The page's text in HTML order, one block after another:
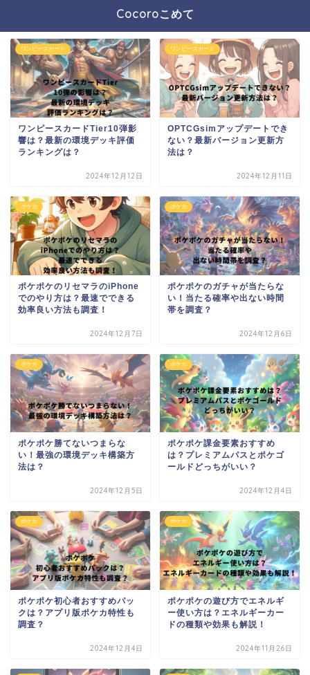
Cocoroこめて
ワンピースカード
ワンピースカードTier10弾影
響は？最新の環境デッキ評価
ランキングは？
2024年12月12日
ワンピースカード
OPTCGsimアップデートでき
ない？最新バージョン更新方
法は？
2024年12月11日
ポケカ
ポケポケのリセマラのiPhone
でのやり方は？最速でできる
効率良い方法も調査！
2024年12月7日
ポケカ
ポケポケのガチャが当たらな
い！当たる確率や出ない時間
帯を調査？
2024年12月6日
ポケカ
ポケポケ勝てないつまらな
い！最強の環境デッキ構築方
法は？
2024年12月5日
ポケカ
ポケポケ課金要素おすすめ
は？プレミアムパスとポケゴ
ールドどっちがいい？
2024年12月4日
ポケカ
ポケポケ初心者おすすめパッ
クは？アプリ版ポケカ特性も
調査？
2024年12月4日
ポケカ
ポケポケの遊び方でエネルギ
ー使い方は？エネルギーカー
ドの種類や効果も解説！
2024年11月26日